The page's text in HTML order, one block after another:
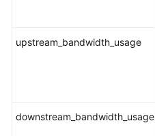
upstream_bandwidth_usage
downstream_bandwidth_usage